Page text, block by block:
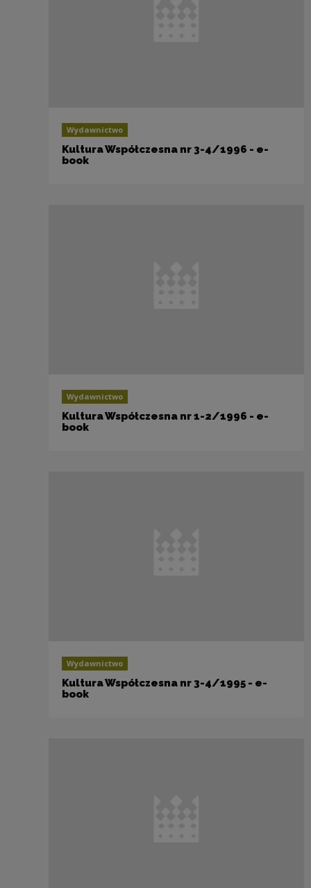
Wydawnictwo
Kultura Współczesna nr 3-4/1996 - e-
book
Wydawnictwo
Kultura Współczesna nr 1-2/1996 - e-
book
Wydawnictwo
Kultura Współczesna nr 3-4/1995 - e-
book